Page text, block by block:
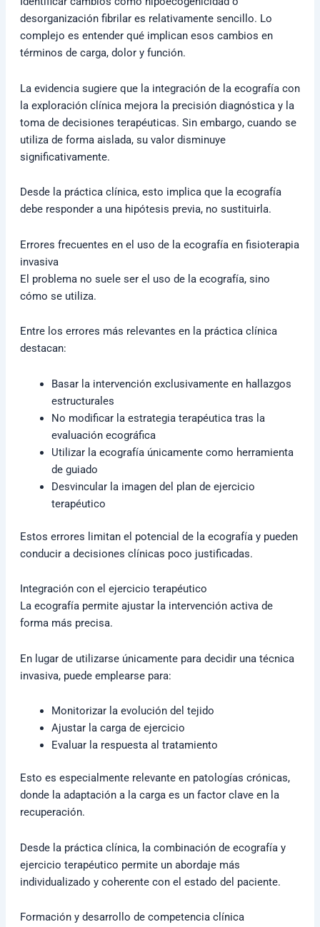
desorganización fibrilar es relativamente sencillo. Lo
complejo es entender qué implican esos cambios en
términos de carga, dolor y función.
La evidencia sugiere que la integración de la ecografía con
la exploración clínica mejora la precisión diagnóstica y la
toma de decisiones terapéuticas. Sin embargo, cuando se
utiliza de forma aislada, su valor disminuye
significativamente.
Desde la práctica clínica, esto implica que la ecografía
debe responder a una hipótesis previa, no sustituirla.
Errores frecuentes en el uso de la ecografía en fisioterapia
invasiva
El problema no suele ser el uso de la ecografía, sino
cómo se utiliza.
Entre los errores más relevantes en la práctica clínica
destacan:
Basar la intervención exclusivamente en hallazgos
estructurales
No modificar la estrategia terapéutica tras la
evaluación ecográfica
Utilizar la ecografía únicamente como herramienta
de guiado
Desvincular la imagen del plan de ejercicio
terapéutico
Estos errores limitan el potencial de la ecografía y pueden
conducir a decisiones clínicas poco justificadas.
Integración con el ejercicio terapéutico
La ecografía permite ajustar la intervención activa de
forma más precisa.
En lugar de utilizarse únicamente para decidir una técnica
invasiva, puede emplearse para:
Monitorizar la evolución del tejido
Ajustar la carga de ejercicio
Evaluar la respuesta al tratamiento
Esto es especialmente relevante en patologías crónicas,
donde la adaptación a la carga es un factor clave en la
recuperación.
Desde la práctica clínica, la combinación de ecografía y
ejercicio terapéutico permite un abordaje más
individualizado y coherente con el estado del paciente.
Formación y desarrollo de competencia clínica